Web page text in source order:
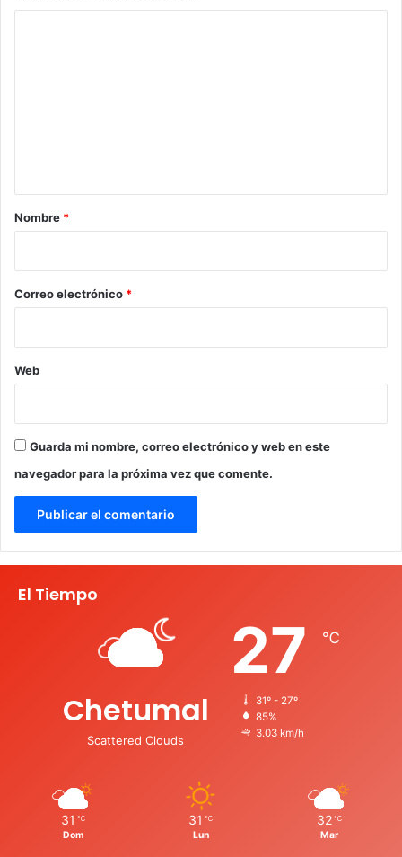
r
*
Nombre *
Correo electrónico *
Web
Guarda mi nombre, correo electrónico y web en este
navegador para la próxima vez que comente.
El Tiempo
Chetumal
Scattered Clouds
27 ℃
31º - 27º
85%
3.03 km/h
31 ℃
Dom
31 ℃
Lun
32 ℃
Mar